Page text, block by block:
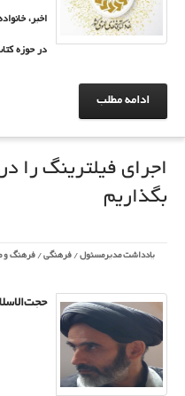
اخیر،
در حوزه
ادامه مطلب
اجرای فیلترینگ را در
بگذاریم
یادداشت مدیرمسئول / فرهنگی / فرهنگ و